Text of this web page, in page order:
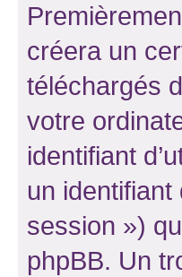
créera un
téléchargés
votre
identifiant
un
session »)
phpBB. Un